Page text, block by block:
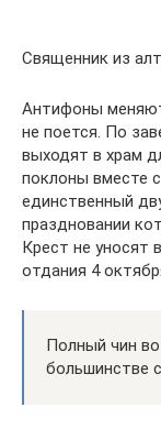
Священник из
Антифоны
не поется. По
выходят в храм
поклоны вместе
единственный
праздновании
Крест не уносят
отдания 4
Полный чин
большинстве